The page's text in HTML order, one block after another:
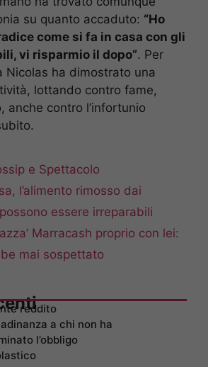
su quanto accaduto: “Ho
come si fa in casa con gli
vi risparmio il dopo”. Per
Nicolas ha dimostrato una
lottando contro fame,
anche contro l’infortunio
e Spettacolo
l’alimento rimosso dai
essere irreparabili
Marracash proprio con lei:
mai sospettato
reddito
a chi non ha
l’obbligo